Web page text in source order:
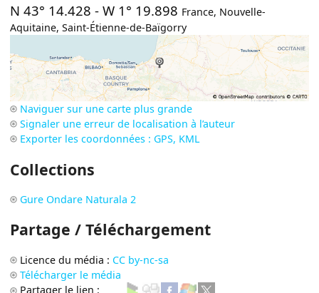
N 43° 14.428 -W 1° 19.898 France, Nouvelle-
Aquitaine,Saint-Étienne-de-Baïgorry
Naviguer sur une carte plus grande
Signaler une erreur de localisation à l’auteur
Exporter les coordonnées : GPS, KML
Collections
Gure Ondare Naturala 2
Partage / Téléchargement
Licence du média : CC by-nc-sa
Télécharger le média
Partager le lien :